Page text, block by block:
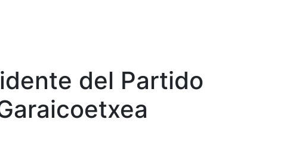
del Partido